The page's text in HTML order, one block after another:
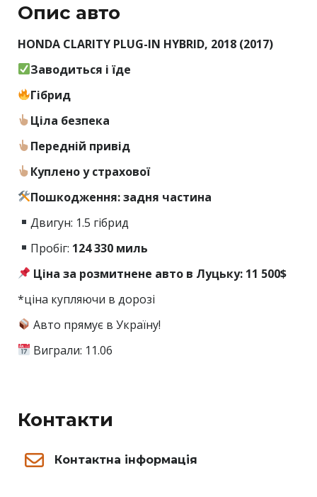
Опис авто
HONDA CLARITY PLUG-IN HYBRID, 2018 (2017)
Заводиться і їде
Гібрид
Ціла безпека
Передній привід
Куплено у страхової
Пошкодження: задня частина
Двигун: 1.5 гібрид
Пробіг: 124330 миль
Ціна за розмитнене авто в Луцьку: 11 500$
*ціна купляючи в дорозі
Авто прямує в Україну!
Виграли: 11.06
Контакти
Контактна інформація